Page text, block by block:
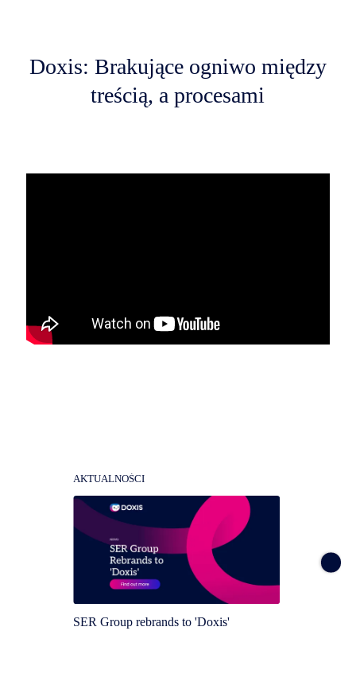
Doxis: Brakujące ogniwo między
treścią, a procesami
AKTUALNOŚCI
SER Group rebrands to 'Doxis'